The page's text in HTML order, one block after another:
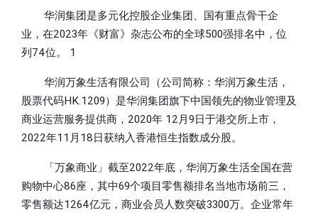
华润集团是多元化控股企业集团、国有重点骨干企
业，在2023年《财富》杂志公布的全球500强排名中，位
列74位。 1
华润万象生活有限公司（公司简称：华润万象生活，
股票代码HK.1209）是华润集团旗下中国领先的物业管理及
商业运营服务提供商，2020年 12月9日于港交所上市，
2022年11月18日获纳入香港恒生指数成分股。
「万象商业」截至2022年底，华润万象生活全国在营
购物中心86座，其中69个项目零售额排名当地市场前三，
零售额达1264亿元，商业会员人数突破3300万。企业常年